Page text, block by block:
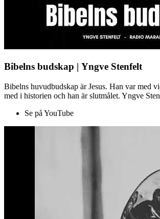
Bibelns budskap | Yngve Stenfelt
Bibelns huvudbudskap är Jesus. Han var med
med i historien och han är slutmålet. Yngve
Se på YouTube